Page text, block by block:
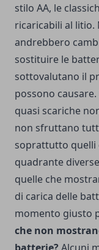
stilo AA, le
ricaricabili al
andrebbero
sostituire le
sottovalutano il
possono
quasi scariche
non sfruttano
soprattutto quelli
quadrante
quelle che
di carica delle
momento giusto
che non